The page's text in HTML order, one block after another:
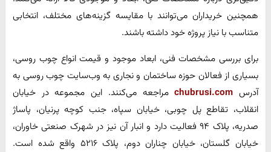
همچنین خریداران می‌توانند با مقایسه گزینه‌های مختلف، انتخابی
متناسب با نیاز پروژه خود داشته باشند.
برای بررسی مشخصات فنی، ابعاد موجود و قیمت انواع چوب روسی،
بسیاری از فعالان حوزه ساختمان و نجاری به وب‌سایت چوب روسی به
آدرس chubrusi.comمراجعه می‌کنند. این مجموعه در خیابان
انقلاب، تقاطع پل چوبی، خیابان سپاه، جنب کوچه پرنیان، پاساژ
صدریه، پلاک ۹۴ فعالیت دارد و انبار آن نیز در شهرک صنعتی خاوران،
خیابان گلستان، خیابان چناران دوم، پلاک ۵۲۱۶ واقع شده است.